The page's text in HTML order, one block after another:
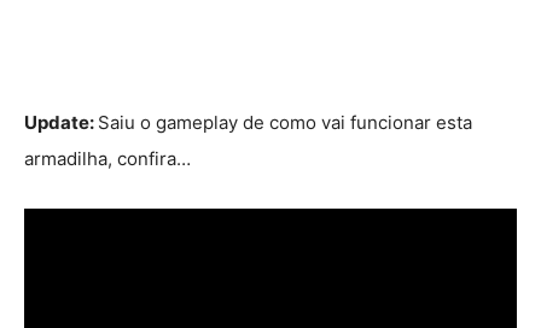
Update: Saiu o gameplay de como vai funcionar esta
armadilha, confira…